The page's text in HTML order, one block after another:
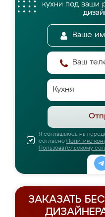
кухни под ваши
Я соглашаюсь на
согласно Политике
Пользовательскому
ЗАКАЗАТЬ